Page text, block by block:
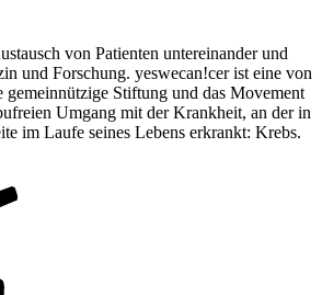
von Patienten untereinander und
und Forschung. yeswecan!cer ist eine von
gemeinnützige Stiftung und das Movement
Umgang mit der Krankheit, an der in
im Laufe seines Lebens erkrankt: Krebs.